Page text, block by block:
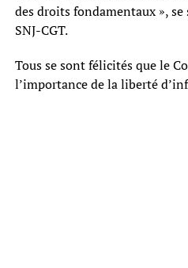
des droits fondamentaux »,
SNJ-CGT.
Tous se sont félicités que le
l’importance de la liberté